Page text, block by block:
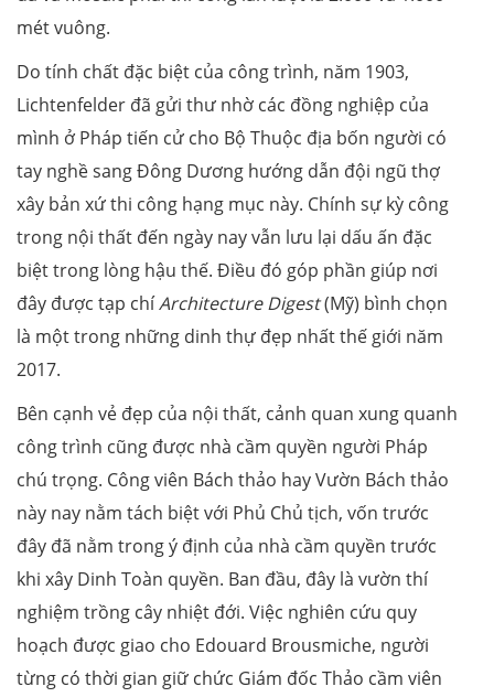
mét vuông.
Do tính chất đặc biệt của công trình, năm 1903,
Lichtenfelder đã gửi thư nhờ các đồng nghiệp của
mình ở Pháp tiến cử cho Bộ Thuộc địa bốn người có
tay nghề sang Đông Dương hướng dẫn đội ngũ thợ
xây bản xứ thi công hạng mục này. Chính sự kỳ công
trong nội thất đến ngày nay vẫn lưu lại dấu ấn đặc
biệt trong lòng hậu thế. Điều đó góp phần giúp nơi
đây được tạp chíArchitecture Digest(Mỹ) bình chọn
là một trong những dinh thự đẹp nhất thế giới năm
2017.
Bên cạnh vẻ đẹp của nội thất, cảnh quan xung quanh
công trình cũng được nhà cầm quyền người Pháp
chú trọng. Công viên Bách thảo hay Vườn Bách thảo
này nay nằm tách biệt với Phủ Chủ tịch, vốn trước
đây đã nằm trong ý định của nhà cầm quyền trước
khi xây Dinh Toàn quyền. Ban đầu, đây là vườn thí
nghiệm trồng cây nhiệt đới. Việc nghiên cứu quy
hoạch được giao cho Edouard Brousmiche, người
từng có thời gian giữ chức Giám đốc Thảo cầm viên